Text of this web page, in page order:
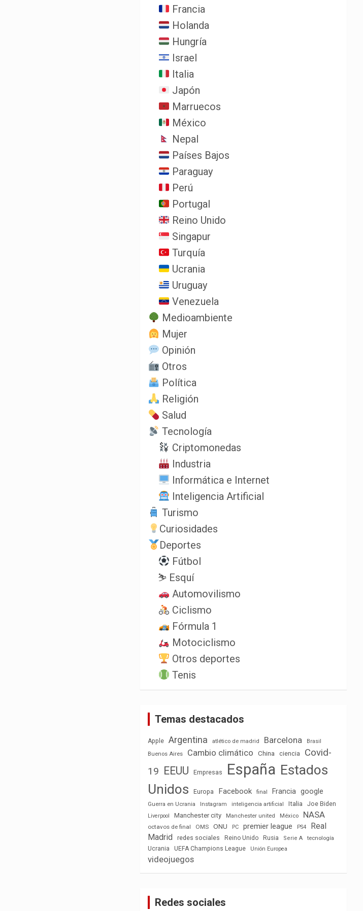
Francia
Holanda
Hungría
Israel
Italia
Japón
Marruecos
México
Nepal
Países Bajos
Paraguay
Perú
Portugal
Reino Unido
Singapur
Turquía
Ucrania
Uruguay
Venezuela
Medioambiente
Mujer
Opinión
Otros
Política
Religión
Salud
Tecnología
Criptomonedas
Industria
Informática e Internet
Inteligencia Artificial
Turismo
Curiosidades
Deportes
Fútbol
⛷️ Esquí
Automovilismo
Ciclismo
Fórmula 1
Motociclismo
Otros deportes
Tenis
Temas destacados
Apple Argentina atlético de madrid Barcelona
Brasil
Buenos Aires
Cambio climático China ciencia
Covid-
19
EEUU Empresas España Estados
Unidos
Europa Facebook final Francia google
Guerra en Ucrania Instagram inteligencia artificial Italia Joe Biden
Liverpool Manchester city Manchester united México NASA
octavos de final OMS ONU PC premier league PS4
Real
Madrid
redes sociales Reino Unido Rusia Serie A
tecnología
Ucrania
UEFA Champions League Unión Europea
videojuegos
Redes sociales